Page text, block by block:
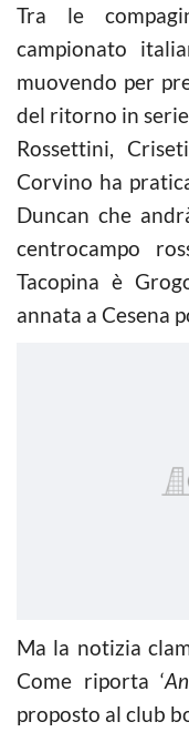
Tra le
campionato
muovendo per
del ritorno in
Rossettini,
Corvino ha
Duncan che
centrocampo
Tacopina è
annata a Cesena
Ma la notizia
Come riporta ‘
proposto al club